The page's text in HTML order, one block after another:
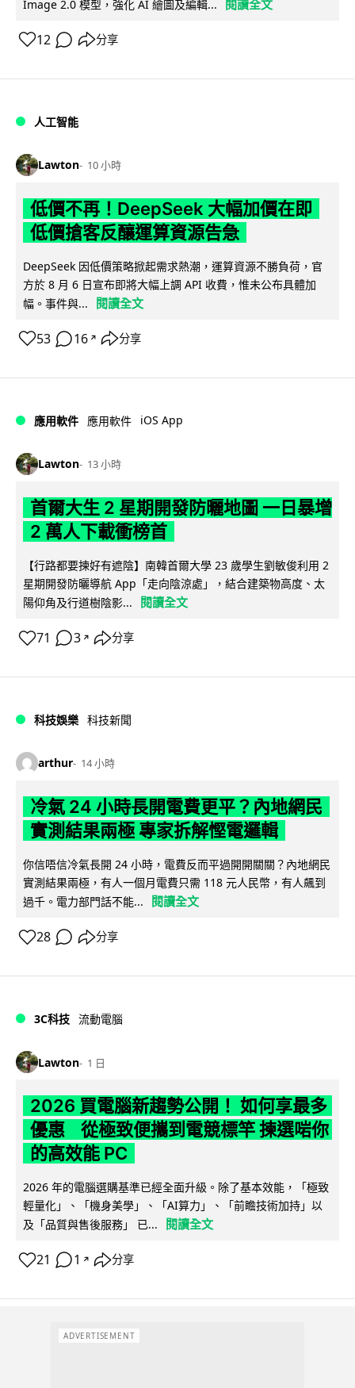
Image 2.0 模型，強化 AI 繪圖及編輯...
閱讀全文
12 分享
人工智能
Lawton 10 小時
低價不再！DeepSeek 大幅加價在即
低價搶客反釀運算資源告急
DeepSeek 因低價策略掀起需求熱潮，運算資源不勝負荷，官
方於 8 月 6 日宣布即將大幅上調 API 收費，惟未公布具體加
幅。事件與...
閱讀全文
53 16 ↗ 分享
應用軟件 應用軟件 iOS App
Lawton 13 小時
首爾大生 2 星期開發防曬地圖 一日暴增
2 萬人下載衝榜首
【行路都要揀好有遮陰】南韓首爾大學 23 歲學生劉敏俊利用 2
星期開發防曬導航 App「走向陰涼處」，結合建築物高度、太
陽仰角及行道樹陰影...
閱讀全文
71 3 ↗ 分享
科技娛樂 科技新聞
arthur 14 小時
冷氣 24 小時長開電費更平？內地網民
實測結果兩極 專家拆解慳電邏輯
你信唔信冷氣長開 24 小時，電費反而平過開開關關？內地網民
實測結果兩極，有人一個月電費只需 118 元人民幣，有人飆到
過千。電力部門話不能...
閱讀全文
28 分享
3C科技 流動電腦
Lawton 1 日
2026 買電腦新趨勢公開！ 如何享最多
優惠 從極致便攜到電競標竿 揀選啱你
的高效能 PC
2026 年的電腦選購基準已經全面升級。除了基本效能，「極致
輕量化」、「機身美學」、「AI算力」、「前瞻技術加持」以
及「品質與售後服務」 已...
閱讀全文
21 1 ↗ 分享
ADVERTISEMENT